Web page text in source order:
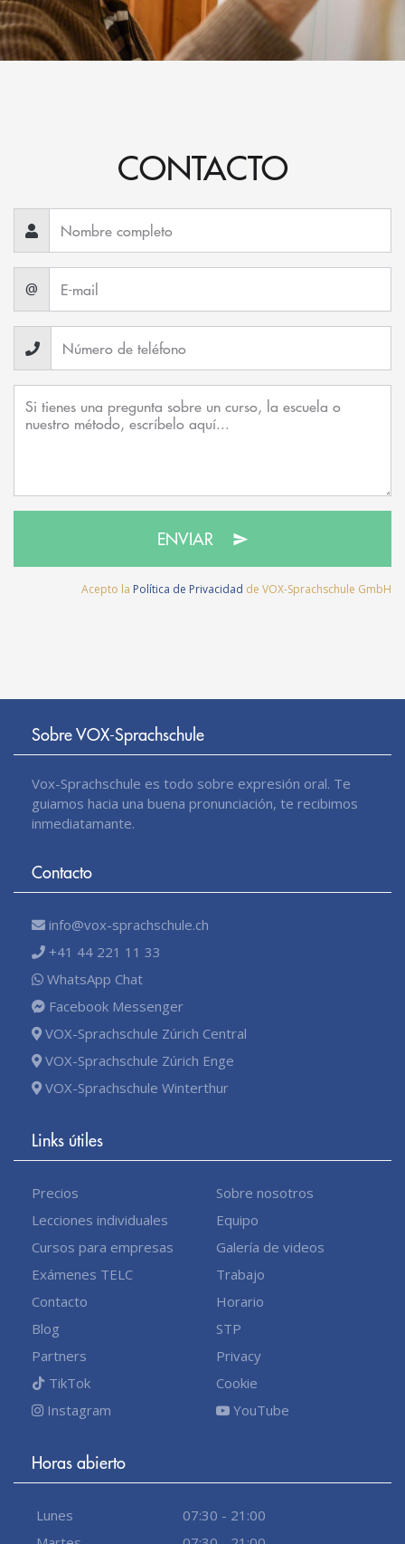
CONTACTO
@
ENVIAR
Acepto la Política de Privacidad de VOX-Sprachschule GmbH
Sobre VOX-Sprachschule
Vox-Sprachschule es todo sobre expresión oral. Te
guiamos hacia una buena pronunciación, te recibimos
inmediatamante.
Contacto
info@vox-sprachschule.ch
+41 44 221 11 33
WhatsApp Chat
Facebook Messenger
VOX-Sprachschule Zúrich Central
VOX-Sprachschule Zúrich Enge
VOX-Sprachschule Winterthur
Links útiles
Precios
Lecciones individuales
Cursos para empresas
Exámenes TELC
Contacto
Blog
Partners
TikTok
Instagram
Sobre nosotros
Equipo
Galería de videos
Trabajo
Horario
STP
Privacy
Cookie
YouTube
Horas abierto
Lunes
07:30 - 21:00